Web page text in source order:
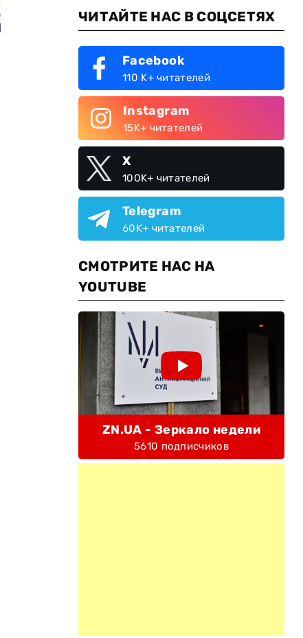
ЧИТАЙТЕ НАС В СОЦСЕТЯХ
Facebook
110 K+ читателей
Instagram
15K+ читателей
X
100K+ читателей
Telegram
60K+ читателей
СМОТРИТЕ НАС НА
YOUTUBE
ZN.UA - Зеркало недели
5610 подписчиков